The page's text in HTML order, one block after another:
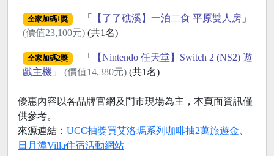
全家加碼1獎 「 【了了礁溪】一泊二食 平原雙人房」
(價值23,100元) (共1名)
全家加碼2獎 「
【Nintendo 任天堂】Switch 2 (NS2) 遊
戲主機 」 (價值14,380元) (共1名)
優惠內容以各品牌官網及門市現場為主，本頁面資訊僅
供參考。
來源連結： UCC抽獎買艾洛瑪系列咖啡抽2萬旅遊金、
日月潭Villa住宿活動網站